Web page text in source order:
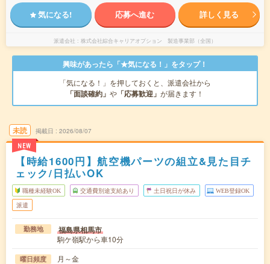
気になる! 応募へ進む 詳しく見る
派遣会社 株式会社綜合キャリアオプション 製造事業部（全国）
興味があったら「★気になる！」をタップ！
「気になる！」を押しておくと、派遣会社から
「面談確約」 や 「応募歓迎」 が届きます！
未読
NEW
掲載日 2026/08/07
【時給1600円】航空機パーツの組立&見た目チ
ェック/日払いOK
職種未経験OK 交通費別途支給あり 土日祝日が休み WEB登録OK
派遣
勤務地 福島県相馬市
駒ケ嶺駅から車10分
曜日頻度 月～金